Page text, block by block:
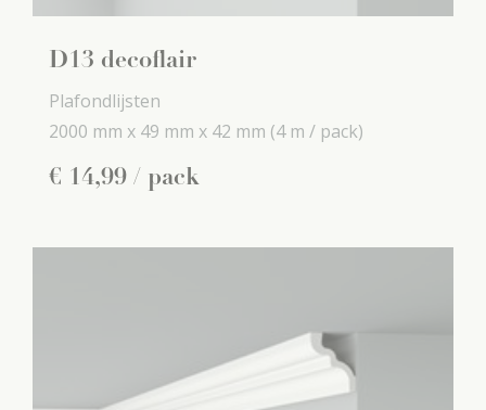
D13 decoflair
Plafondlijsten
2000 mm x 49 mm x 42 mm (4 m / pack)
€ 14,99 / pack